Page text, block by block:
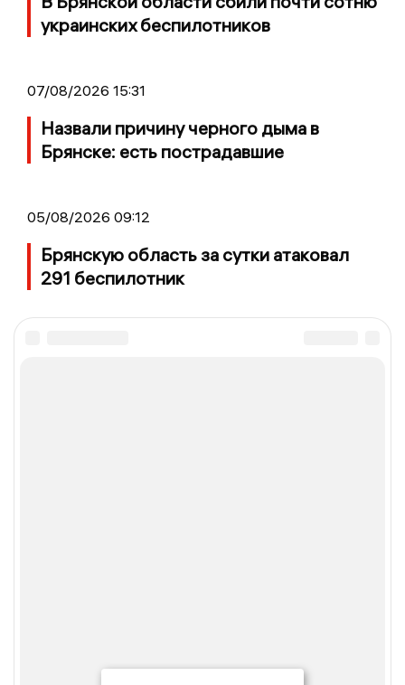
украинских беспилотников
07/08/2026 15:31
Назвали причину черного дыма в
Брянске: есть пострадавшие
05/08/2026 09:12
Брянскую область за сутки атаковал
291 беспилотник